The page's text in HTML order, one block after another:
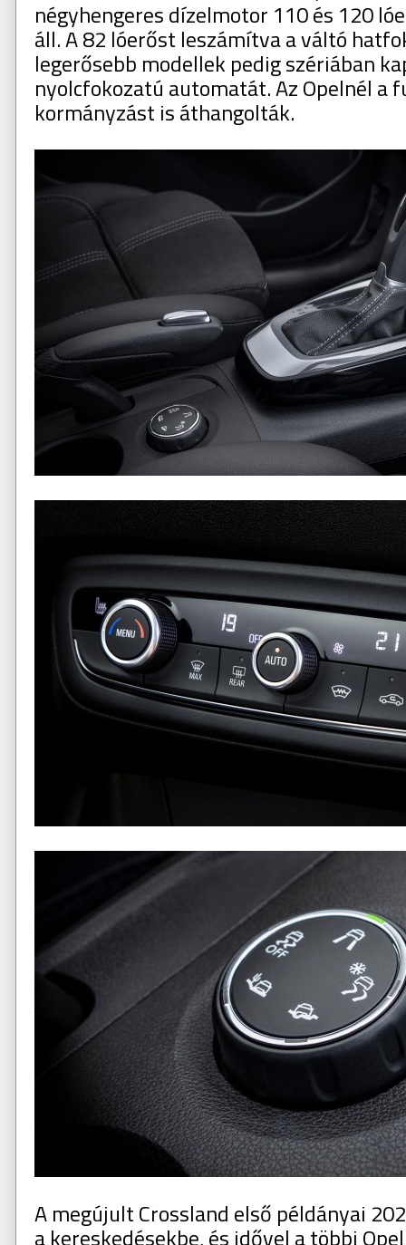
négyhengeres dízelmotor 110 és 120
áll. A 82 lóerőst leszámítva a váltó
legerősebb modellek pedig szériában
nyolcfokozatú automatát. Az Opelnél a
kormányzást is áthangolták.
A megújult Crossland első példányai
a kereskedésekbe, és idővel a többi